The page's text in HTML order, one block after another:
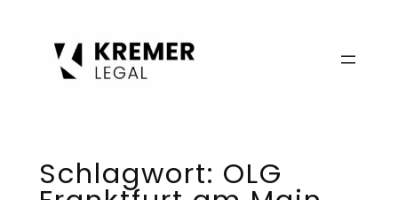
Schlagwort: OLG